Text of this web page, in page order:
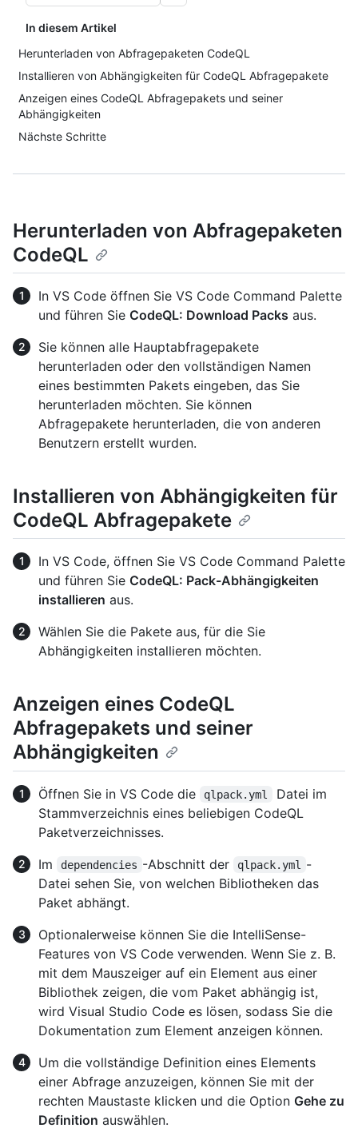
In diesem Artikel
Herunterladen von Abfragepaketen CodeQL
Installieren von Abhängigkeiten für CodeQL Abfragepakete
Anzeigen eines CodeQL Abfragepakets und seiner
Abhängigkeiten
Nächste Schritte
Herunterladen von Abfragepaketen
CodeQL
In VS Code öffnen Sie VS Code Command Palette
und führen Sie CodeQL: Download Packs aus.
Sie können alle Hauptabfragepakete
herunterladen oder den vollständigen Namen
eines bestimmten Pakets eingeben, das Sie
herunterladen möchten. Sie können
Abfragepakete herunterladen, die von anderen
Benutzern erstellt wurden.
Installieren von Abhängigkeiten für
CodeQL Abfragepakete
In VS Code, öffnen Sie VS Code Command Palette
und führen Sie CodeQL: Pack-Abhängigkeiten
installieren aus.
Wählen Sie die Pakete aus, für die Sie
Abhängigkeiten installieren möchten.
Anzeigen eines CodeQL
Abfragepakets und seiner
Abhängigkeiten
Öffnen Sie in VS Code die qlpack.yml
Datei im
Stammverzeichnis eines beliebigen CodeQL
Paketverzeichnisses.
Im
dependencies -Abschnitt der qlpack.yml
-
Datei sehen Sie, von welchen Bibliotheken das
Paket abhängt.
Optionalerweise können Sie die IntelliSense-
Features von VS Code verwenden. Wenn Sie z. B.
mit dem Mauszeiger auf ein Element aus einer
Bibliothek zeigen, die vom Paket abhängig ist,
wird Visual Studio Code es lösen, sodass Sie die
Dokumentation zum Element anzeigen können.
Um die vollständige Definition eines Elements
einer Abfrage anzuzeigen, können Sie mit der
rechten Maustaste klicken und die Option Gehe zu
Definition auswählen.